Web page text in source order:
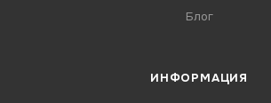
Блог
ИНФОРМАЦИЯ